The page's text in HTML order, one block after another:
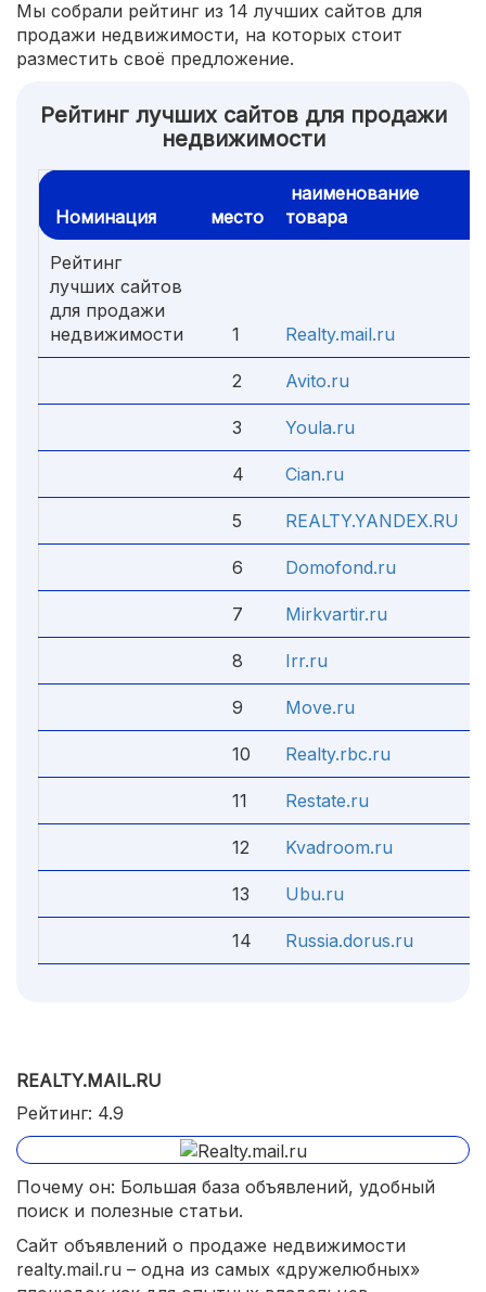
Мы собрали рейтинг из 14 лучших сайтов для
продажи недвижимости, на которых стоит
разместить своё предложение.
Рейтинг лучших сайтов для продажи
недвижимости
Номинация место
наименование
товара
Рейтинг
лучших сайтов
для продажи
недвижимости
1 Realty.mail.ru
2 Avito.ru
3 Youla.ru
4 Cian.ru
5 REALTY.YANDEX.RU
6 Domofond.ru
7 Mirkvartir.ru
8 Irr.ru
9 Move.ru
10 Realty.rbc.ru
11 Restate.ru
12 Kvadroom.ru
13 Ubu.ru
14 Russia.dorus.ru
REALTY.MAIL.RU
Рейтинг: 4.9
Почему он: Большая база объявлений, удобный
поиск и полезные статьи.
Сайт объявлений о продаже недвижимости
realty.mail.ru – одна из самых «дружелюбных»